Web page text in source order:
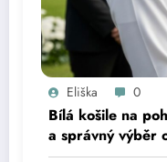
Eliška 0
Bílá košile na
a správný výběr